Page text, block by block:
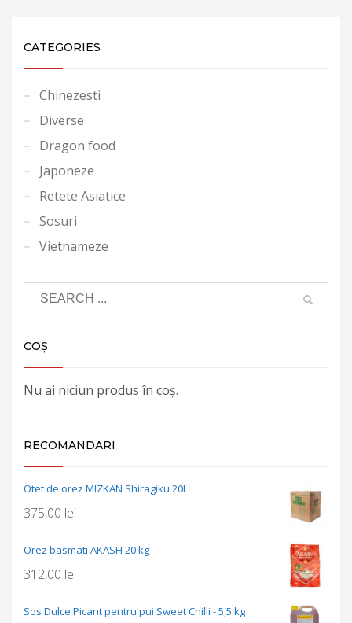
CATEGORIES
Chinezesti
Diverse
Dragon food
Japoneze
Retete Asiatice
Sosuri
Vietnameze
COȘ
Nu ai niciun produs în coș.
RECOMANDARI
Otet de orez MIZKAN Shiragiku 20L
375,00 lei
Orez basmati AKASH 20 kg
312,00 lei
Sos Dulce Picant pentru pui Sweet Chilli - 5,5 kg